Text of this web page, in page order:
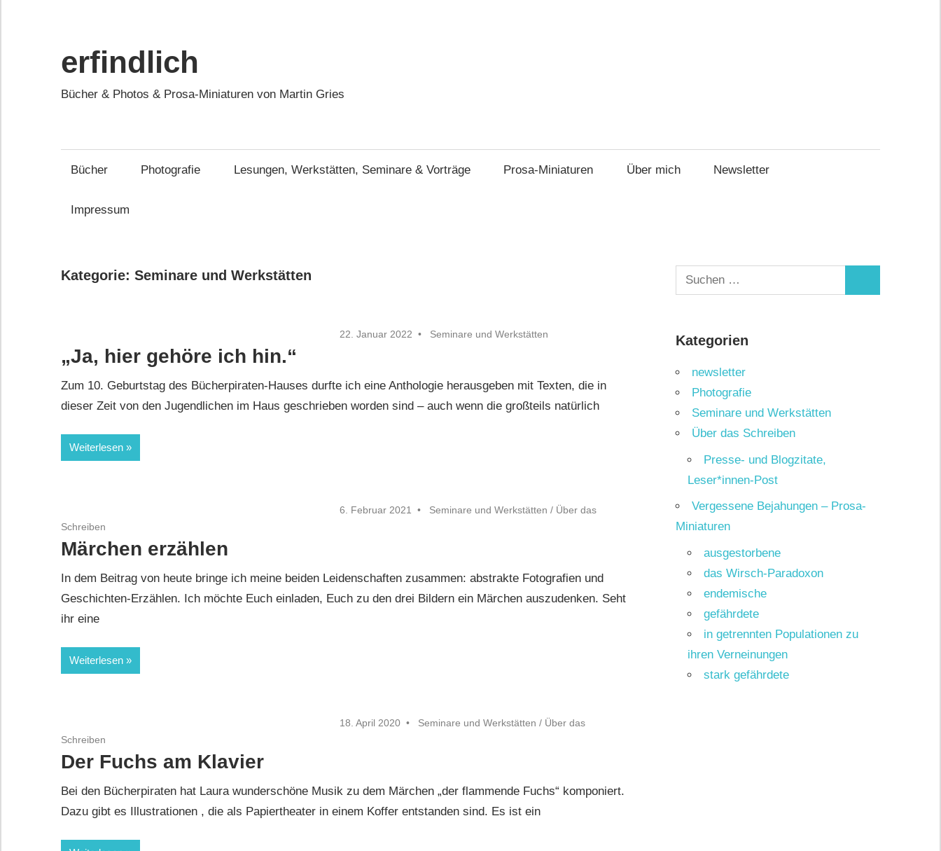
springen
erfindlich
Bücher & Photos & Prosa-Miniaturen von Martin Gries
Bücher Photografie Lesungen, Werkstätten, Seminare & Vorträge Prosa-Miniaturen Über mich Newsletter
Impressum
Kategorie: Seminare und Werkstätten
22. Januar 2022 Seminare und Werkstätten
„Ja, hier gehöre ich hin.“
Zum 10. Geburtstag des Bücherpiraten-Hauses durfte ich eine Anthologie herausgeben mit Texten, die in
dieser Zeit von den Jugendlichen im Haus geschrieben worden sind – auch wenn die großteils natürlich
Weiterlesen
6. Februar 2021 Seminare und Werkstätten / Über das
Schreiben
Märchen erzählen
In dem Beitrag von heute bringe ich meine beiden Leidenschaften zusammen: abstrakte Fotografien und
Geschichten-Erzählen. Ich möchte Euch einladen, Euch zu den drei Bildern ein Märchen auszudenken. Seht
ihr eine
Weiterlesen
18. April 2020 Seminare und Werkstätten / Über das
Schreiben
Der Fuchs am Klavier
Bei den Bücherpiraten hat Laura wunderschöne Musik zu dem Märchen „der flammende Fuchs“ komponiert.
Dazu gibt es Illustrationen , die als Papiertheater in einem Koffer entstanden sind. Es ist ein
Suchen
nach:
Kategorien
newsletter
Photografie
Seminare und Werkstätten
Über das Schreiben
Presse- und Blogzitate,
Leser*innen-Post
Vergessene Bejahungen – Prosa-
Miniaturen
ausgestorbene
das Wirsch-Paradoxon
endemische
gefährdete
in getrennten Populationen zu
ihren Verneinungen
stark gefährdete